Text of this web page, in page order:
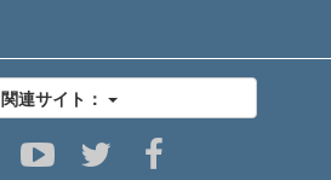
関連サイト：